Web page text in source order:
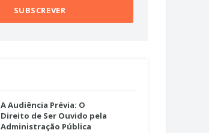
A Audiência Prévia: O
Direito de Ser Ouvido pela
Administração Pública